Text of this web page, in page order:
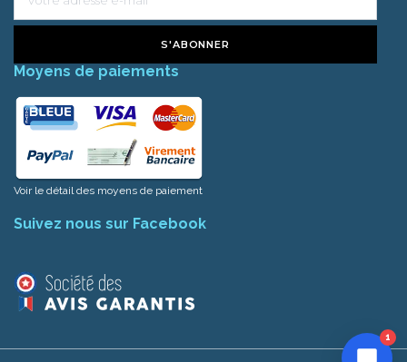
S'ABONNER
Moyens de paiements
Voir le détail des moyens de paiement
Suivez nous sur Facebook
1